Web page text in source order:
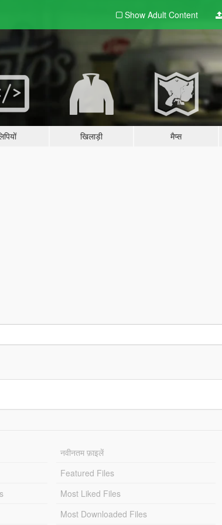
Show Adult Content
खिलाड़ी मैप्स
नवीनतम फ़ाइलें
Featured Files
Most Liked Files
Most Downloaded Files